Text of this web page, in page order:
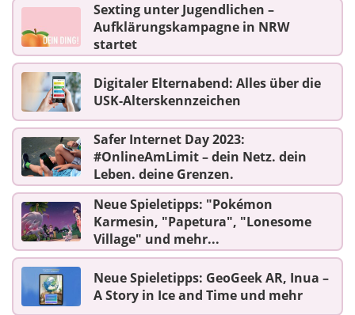
Sexting unter Jugendlichen –
Aufklärungskampagne in NRW
startet
Digitaler Elternabend: Alles über die
USK-Alterskennzeichen
Safer Internet Day 2023:
#OnlineAmLimit – dein Netz. dein
Leben. deine Grenzen.
Neue Spieletipps: "Pokémon
Karmesin, "Papetura", "Lonesome
Village" und mehr...
Neue Spieletipps: GeoGeek AR, Inua –
A Story in Ice and Time und mehr